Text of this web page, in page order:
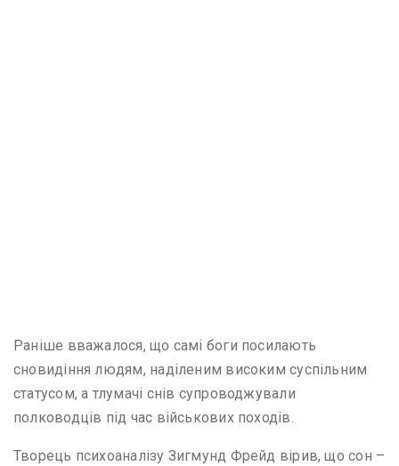
Раніше вважалося, що самі боги посилають
сновидіння людям, наділеним високим суспільним
статусом, а тлумачі снів супроводжували
полководців під час військових походів.
Творець психоаналізу Зигмунд Фрейд вірив, що сон –